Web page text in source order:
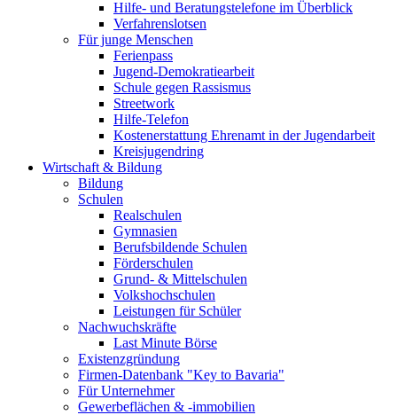
Hilfe- und Beratungstelefone im Überblick
Verfahrenslotsen
Für junge Menschen
Ferienpass
Jugend-Demokratiearbeit
Schule gegen Rassismus
Streetwork
Hilfe-Telefon
Kostenerstattung Ehrenamt in der Jugendarbeit
Kreisjugendring
Wirtschaft & Bildung
Bildung
Schulen
Realschulen
Gymnasien
Berufsbildende Schulen
Förderschulen
Grund- & Mittelschulen
Volkshochschulen
Leistungen für Schüler
Nachwuchskräfte
Last Minute Börse
Existenzgründung
Firmen-Datenbank "Key to Bavaria"
Für Unternehmer
Gewerbeflächen & -immobilien